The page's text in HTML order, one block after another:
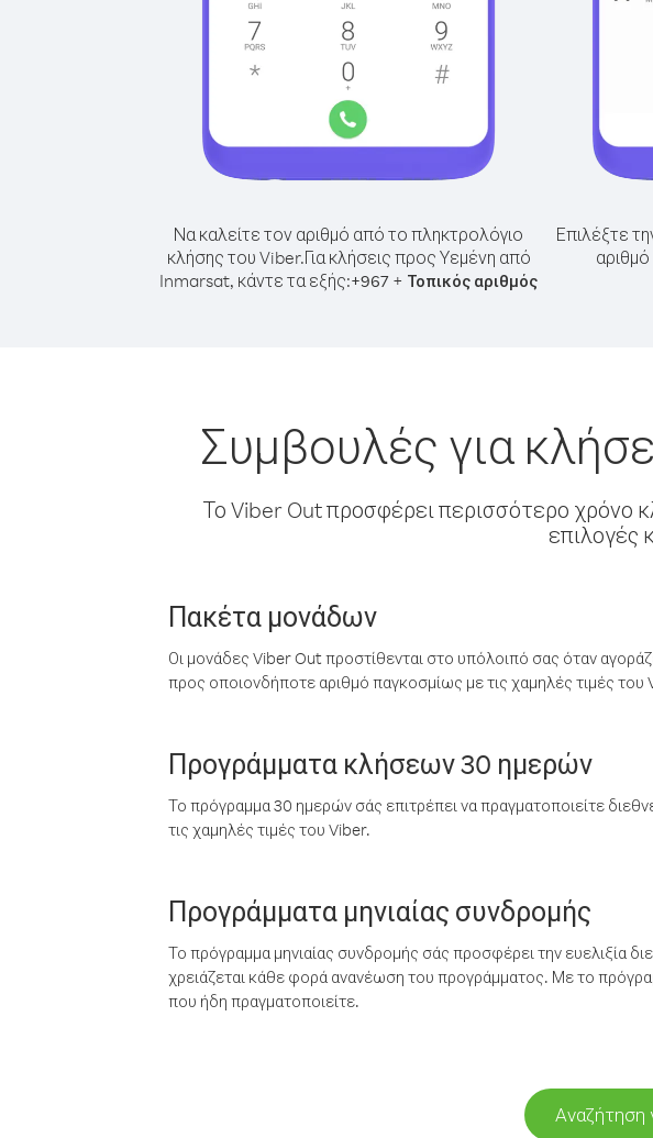
Να καλείτε τον αριθμό από το πληκτρολόγιο
κλήσης του Viber.Για κλήσεις προς Υεμένη από
Inmarsat, κάντε τα εξής:+967 + Τοπικός αριθμός
Επιλέξτε
Συμβουλές για
Το Viber Out προσφέρει περισσότερο χρόνο
Πακέτα μονάδων
Οι μονάδες Viber Out προστίθενται στο υπόλοιπό σας όταν
προς οποιονδήποτε αριθμό παγκοσμίως με τις χαμηλές τιμές του
Προγράμματα κλήσεων 30 ημερών
Το πρόγραμμα 30 ημερών σάς επιτρέπει να πραγματοποιείτε
τις χαμηλές τιμές του Viber.
Προγράμματα μηνιαίας συνδρομής
Το πρόγραμμα μηνιαίας συνδρομής σάς προσφέρει την ευελιξία
χρειάζεται κάθε φορά ανανέωση του προγράμματος. Με το
που ήδη πραγματοποιείτε.
Αναζήτηση